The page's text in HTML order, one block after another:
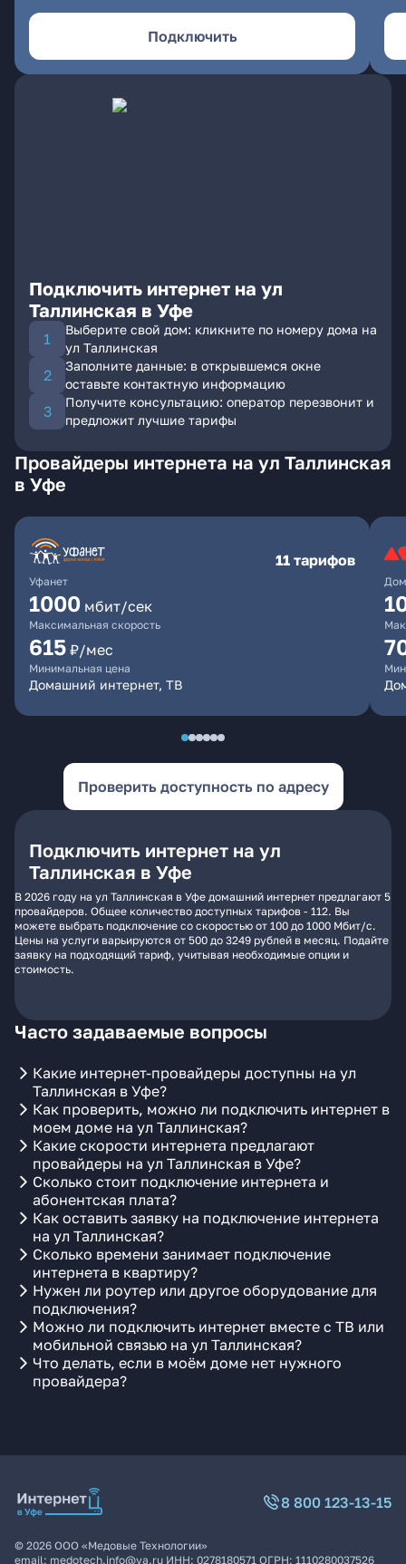
Подключить
Подключить интернет на ул
Таллинская в Уфе
Выберите свой дом: кликните по номеру дома на
ул Таллинская
Заполните данные: в открывшемся окне
оставьте контактную информацию
Получите консультацию: оператор перезвонит и
предложит лучшие тарифы
Провайдеры интернета на ул Таллинская
в Уфе
Уфанет
11 тарифов
1000 мбит/сек
Максимальная скорость
615 ₽/мес
Минимальная цена
Домашний интернет, ТВ
Проверить доступность по адресу
Подключить интернет на ул
Таллинская в Уфе
В 2026 году на ул Таллинская в Уфе домашний интернет предлагают 5
провайдеров. Общее количество доступных тарифов - 112. Вы
можете выбрать подключение со скоростью от 100 до 1000 Мбит/с.
Цены на услуги варьируются от 500 до 3249 рублей в месяц. Подайте
заявку на подходящий тариф, учитывая необходимые опции и
стоимость.
Часто задаваемые вопросы
Какие интернет-провайдеры доступны на ул
Таллинская в Уфе?
Как проверить, можно ли подключить интернет в
моем доме на ул Таллинская?
Какие скорости интернета предлагают
провайдеры на ул Таллинская в Уфе?
Сколько стоит подключение интернета и
абонентская плата?
Как оставить заявку на подключение интернета
на ул Таллинская?
Сколько времени занимает подключение
интернета в квартиру?
Нужен ли роутер или другое оборудование для
подключения?
Можно ли подключить интернет вместе с ТВ или
мобильной связью на ул Таллинская?
Что делать, если в моём доме нет нужного
провайдера?
8 800 123-13-15
© 2026 ООО «Медовые Технологии»
email: medotech.info@ya.ru ИНН: 0278180571 ОГРН: 1110280037526